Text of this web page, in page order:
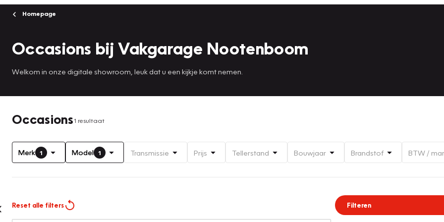
Homepage
Occasions bij Vakgarage Nootenboom
Welkom in onze digitale showroom, leuk dat u een kijkje komt nemen.
Occasions1 resultaat
Merk 1 Model 1 Transmissie Prijs Tellerstand Bouwjaar Brandstof BTW /
Reset alle filters Filteren